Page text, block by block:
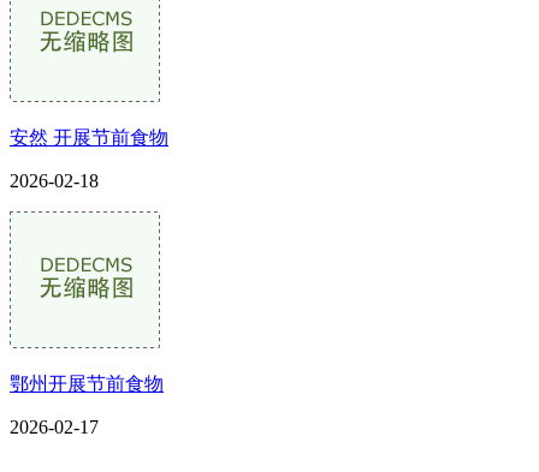
安然 开展节前食物
2026-02-18
鄂州开展节前食物
2026-02-17